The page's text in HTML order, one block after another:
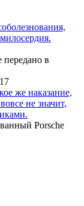
передано в
же наказание,
не значит,
Porsche